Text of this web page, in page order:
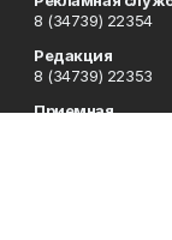
8 (34739) 22354
Редакция
8 (34739) 22353
Приемная